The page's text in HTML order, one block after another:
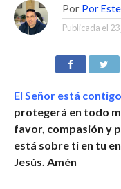
Por Por
Publicada el
El Señor está
protegerá en todo
favor, compasión y
está sobre ti en tu
Jesús. Amén